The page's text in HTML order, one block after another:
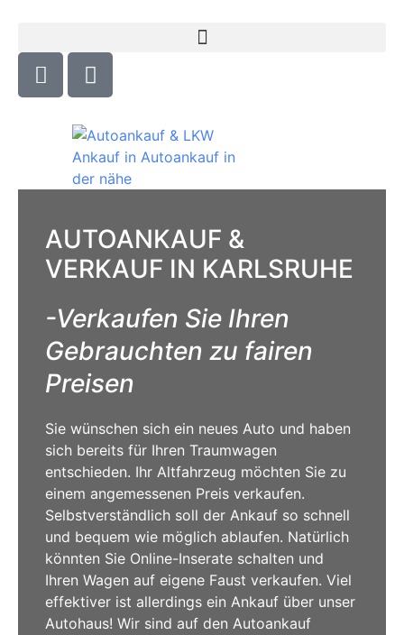
AUTOANKAUF &
VERKAUF IN KARLSRUHE
-Verkaufen Sie Ihren
Gebrauchten zu fairen
Preisen
Sie wünschen sich ein neues Auto und haben
sich bereits für Ihren Traumwagen
entschieden. Ihr Altfahrzeug möchten Sie zu
einem angemessenen Preis verkaufen.
Selbstverständlich soll der Ankauf so schnell
und bequem wie möglich ablaufen. Natürlich
könnten Sie Online-Inserate schalten und
Ihren Wagen auf eigene Faust verkaufen. Viel
effektiver ist allerdings ein Ankauf über unser
Autohaus! Wir sind auf den Autoankauf